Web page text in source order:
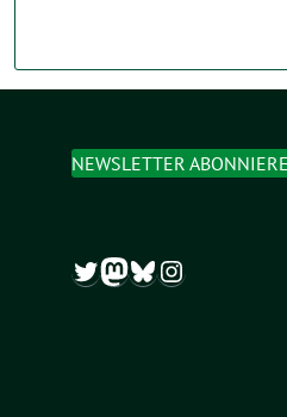
NEWSLETTER
Twitter
Mastodon
Bluesky
Instagram